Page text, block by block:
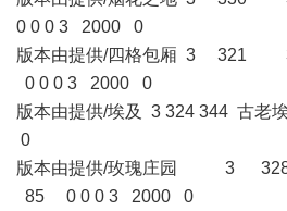
0 0 0 3 2000 0
版本由提供/四格包厢 3
0 0 0 3 2000 0
版本由提供/埃及 3 324 344 古老
0
版本由提供/玫瑰庄园 3
85 0 0 0 3 2000 0